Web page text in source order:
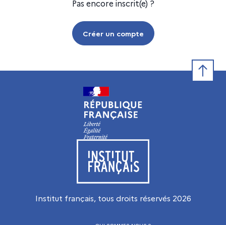
Pas encore inscrit(e) ?
Créer un compte
Visiter le site de l’Institut français
Institut français, tous droits réservés 2026